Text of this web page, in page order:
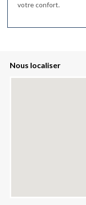
votre confort.
Nous localiser